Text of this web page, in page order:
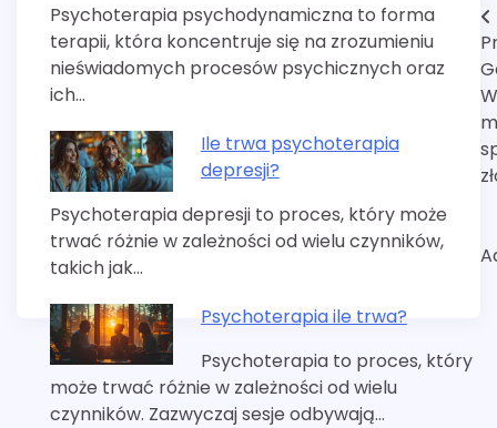
Psychoterapia psychodynamiczna to forma
terapii, która koncentruje się na zrozumieniu
nieświadomych procesów psychicznych oraz
ich…
Ile trwa psychoterapia
depresji?
Psychoterapia depresji to proces, który może
trwać różnie w zależności od wielu czynników,
takich jak…
Psychoterapia ile trwa?
Psychoterapia to proces, który
może trwać różnie w zależności od wielu
czynników. Zazwyczaj sesje odbywają…
Nawigacja
wpisu